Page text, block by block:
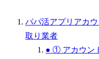
パパ活アプリアカ
取り業者
● ① アカウン